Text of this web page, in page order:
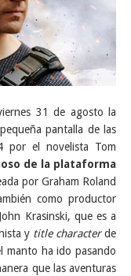
31 de agosto la
pantalla de las
por el novelista Tom
de la plataforma
por Graham Roland
como productor
Krasinski, que es a
y title characterde
manto ha ido pasando
que las aventuras